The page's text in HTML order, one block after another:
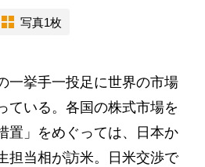
写真1枚
一挙手一投足に世界の市場
ている。各国の株式市場を
置」をめぐっては、日本か
担当相が訪米。日米交渉で